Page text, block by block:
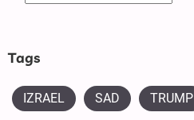
Tags
IZRAEL SAD TRUMP